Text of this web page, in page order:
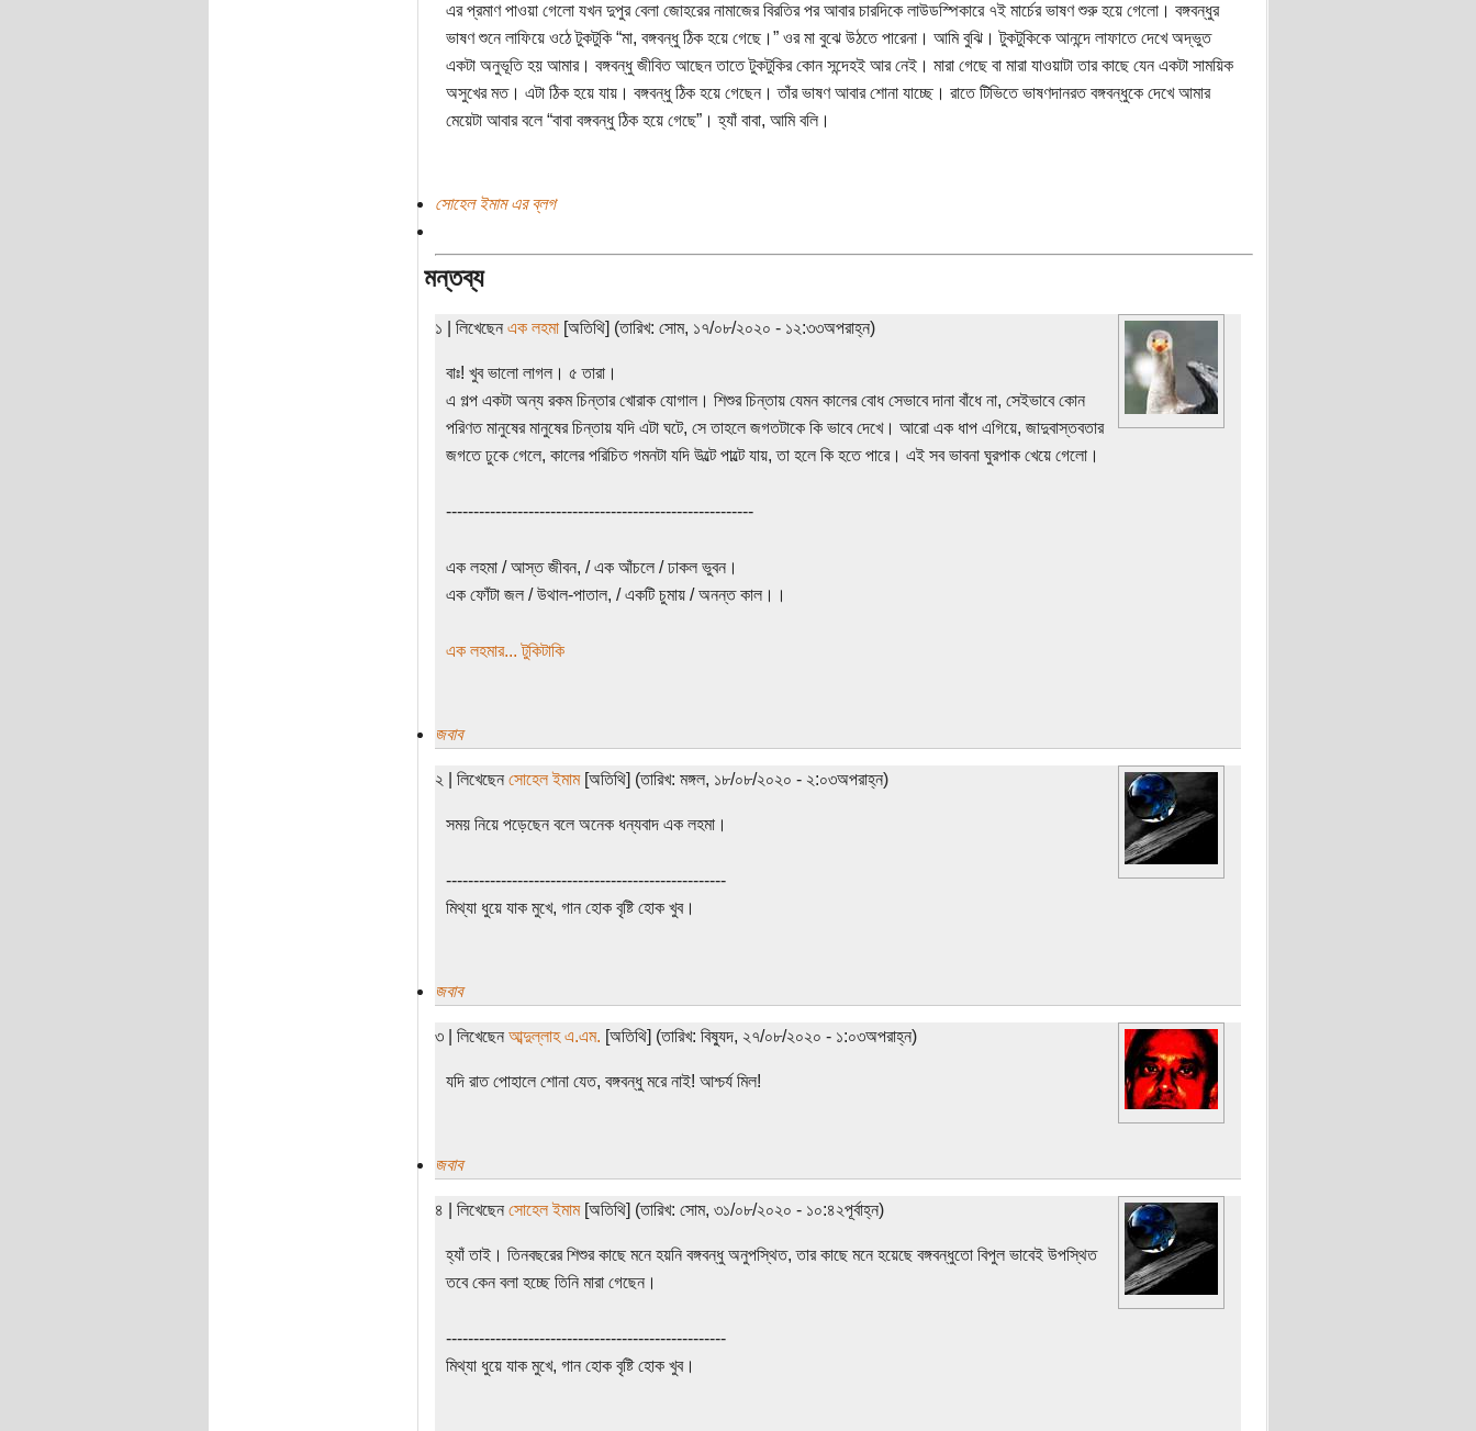
এর প্রমাণ পাওয়া গেলো যখন দুপুর বেলা জোহরের নামাজের বিরতির পর আবার চারদিকে লাউডস্পিকারে ৭ই মার্চের ভাষণ শুরু হয়ে গেলো। বঙ্গবন্ধুর
ভাষণ শুনে লাফিয়ে ওঠে টুকটুকি “মা, বঙ্গবন্ধু ঠিক হয়ে গেছে।” ওর মা বুঝে উঠতে পারেনা। আমি বুঝি। টুকটুকিকে আনন্দে লাফাতে দেখে অদ্ভুত
একটা অনুভূতি হয় আমার। বঙ্গবন্ধু জীবিত আছেন তাতে টুকটুকির কোন সন্দেহই আর নেই। মারা গেছে বা মারা যাওয়াটা তার কাছে যেন একটা সাময়িক
অসুখের মত। এটা ঠিক হয়ে যায়। বঙ্গবন্ধু ঠিক হয়ে গেছেন। তাঁর ভাষণ আবার শোনা যাচ্ছে। রাতে টিভিতে ভাষণদানরত বঙ্গবন্ধুকে দেখে আমার
মেয়েটা আবার বলে “বাবা বঙ্গবন্ধু ঠিক হয়ে গেছে”। হ্যাঁ বাবা, আমি বলি।
সোহেল ইমাম এর ব্লগ
মন্তব্য
১ | লিখেছেন এক লহমা[অতিথি] (তারিখ: সোম, ১৭/০৮/২০২০ - ১২:৩৩অপরাহ্ন)
বাঃ! খুব ভালো লাগল। ৫ তারা।
এ গল্প একটা অন্য রকম চিন্তার খোরাক যোগাল। শিশুর চিন্তায় যেমন কালের বোধ সেভাবে দানা বাঁধে না, সেইভাবে কোন
পরিণত মানুষের মানুষের চিন্তায় যদি এটা ঘটে, সে তাহলে জগতটাকে কি ভাবে দেখে। আরো এক ধাপ এগিয়ে, জাদুবাস্তবতার
জগতে ঢুকে গেলে, কালের পরিচিত গমনটা যদি উল্টে পাল্টে যায়, তা হলে কি হতে পারে। এই সব ভাবনা ঘুরপাক খেয়ে গেলো।
--------------------------------------------------------
এক লহমা / আস্ত জীবন, / এক আঁচলে / ঢাকল ভুবন।
এক ফোঁটা জল / উথাল-পাতাল, / একটি চুমায় / অনন্ত কাল।।
এক লহমার... টুকিটাকি
জবাব
২ | লিখেছেন সোহেল ইমাম[অতিথি] (তারিখ: মঙ্গল, ১৮/০৮/২০২০ - ২:০৩অপরাহ্ন)
সময় নিয়ে পড়েছেন বলে অনেক ধন্যবাদ এক লহমা।
---------------------------------------------------
মিথ্যা ধুয়ে যাক মুখে, গান হোক বৃষ্টি হোক খুব।
জবাব
৩ | লিখেছেন আব্দুল্লাহ এ.এম. [অতিথি] (তারিখ: বিষ্যুদ, ২৭/০৮/২০২০ - ১:০৩অপরাহ্ন)
যদি রাত পোহালে শোনা যেত, বঙ্গবন্ধু মরে নাই! আশ্চর্য মিল!
জবাব
৪ | লিখেছেন সোহেল ইমাম[অতিথি] (তারিখ: সোম, ৩১/০৮/২০২০ - ১০:৪২পূর্বাহ্ন)
হ্যাঁ তাই। তিনবছরের শিশুর কাছে মনে হয়নি বঙ্গবন্ধু অনুপস্থিত, তার কাছে মনে হয়েছে বঙ্গবন্ধুতো বিপুল ভাবেই উপস্থিত
তবে কেন বলা হচ্ছে তিনি মারা গেছেন।
---------------------------------------------------
মিথ্যা ধুয়ে যাক মুখে, গান হোক বৃষ্টি হোক খুব।